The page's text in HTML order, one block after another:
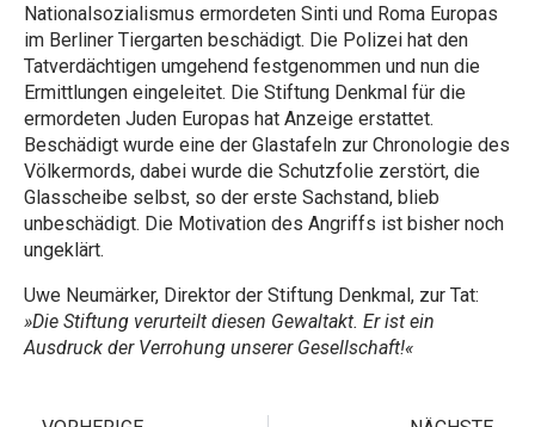
Nationalsozialismus ermordeten Sinti und Roma Europas
im Berliner Tiergarten beschädigt. Die Polizei hat den
Tatverdächtigen umgehend festgenommen und nun die
Ermittlungen eingeleitet. Die Stiftung Denkmal für die
ermordeten Juden Europas hat Anzeige erstattet.
Beschädigt wurde eine der Glastafeln zur Chronologie des
Völkermords, dabei wurde die Schutzfolie zerstört, die
Glasscheibe selbst, so der erste Sachstand, blieb
unbeschädigt. Die Motivation des Angriffs ist bisher noch
ungeklärt.
Uwe Neumärker, Direktor der Stiftung Denkmal, zur Tat:
»Die Stiftung verurteilt diesen Gewaltakt. Er ist ein
Ausdruck der Verrohung unserer Gesellschaft!«